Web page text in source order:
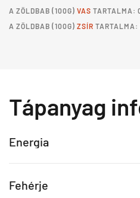
A ZÖLDBAB (100G) VAS TARTALMA:
A ZÖLDBAB (100G) ZSÍR TARTALMA:
Tápanyag
Energia
Fehérje